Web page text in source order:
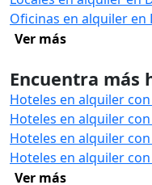
Oficinas en alquiler en
Ver más
Encuentra más
Hoteles en alquiler
Hoteles en alquiler
Hoteles en alquiler
Hoteles en alquiler
Ver más